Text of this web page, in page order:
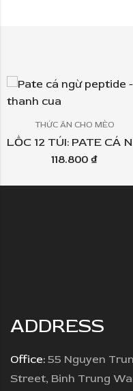
THỨC ĂN CHO MÈO
118.800 ₫
ADDRESS
Office: 55 Nguyen
Street, Binh Trung